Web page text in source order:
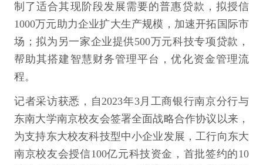
制了适合其现阶段发展需要的普惠贷款，拟授信
1000万元助力企业扩大生产规模，加速开拓国际市
场；拟为另一家企业提供500万元科技专项贷款，
帮助其搭建智慧财务管理平台，优化资金管理流
程。
记者采访获悉，自2023年3月工商银行南京分行与
东南大学南京校友会签署全面战略合作协议以来，
为支持东大校友科技型中小企业发展，工行向东大
南京校友会授信100亿元科技资金，首批签约的10